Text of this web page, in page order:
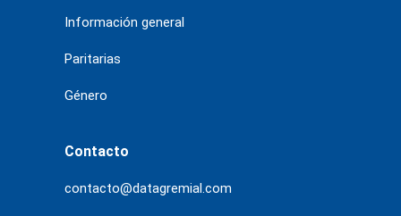
Información general
Paritarias
Género
Contacto
contacto@datagremial.com